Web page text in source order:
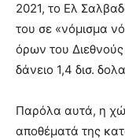
2021, το Ελ
του σε «νόμισμα
όρων του
δάνειο 1,4 δισ.
Παρόλα αυτά, η
αποθέματά της